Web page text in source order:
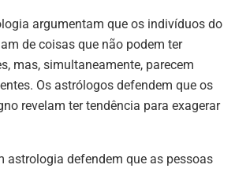
argumentam que os indivíduos do
de coisas que não podem ter
mas, simultaneamente, parecem
Os astrólogos defendem que os
revelam ter tendência para exagerar
astrologia defendem que as pessoas